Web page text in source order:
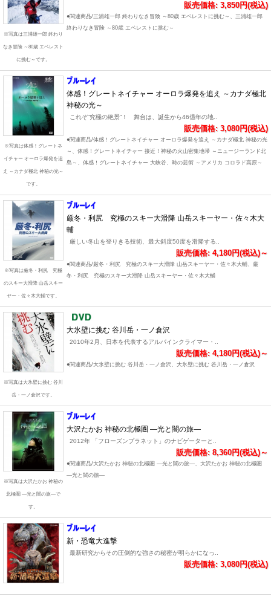
※写真は三浦雄一郎 終わり
なき冒険 ～80歳 エベレスト
に挑む～です。
販売価格: 3,850円(税込)
●関連商品/三浦雄一郎 終わりなき冒険 ～80歳 エベレストに挑む～、三浦雄一郎
終わりなき冒険 ～80歳 エベレストに挑む～
※写真は体感！グレートネ
イチャー オーロラ爆発を追
え ～カナダ極北 神秘の光～
です。
体感！グレートネイチャー オーロラ爆発を追え ～カナダ極北
神秘の光～
これぞ“究極の絶景”！ 舞台は、誕生から46億年の地..
販売価格: 3,080円(税込)
●関連商品/体感！グレートネイチャー オーロラ爆発を追え ～カナダ極北 神秘の光
～、体感！グレートネイチャー 接近！神秘の火山密集地帯 ～ニュージーランド北
島～、体感！グレートネイチャー 大峡谷、時の芸術 ～アメリカ コロラド高原～
※写真は厳冬・利尻 究極
のスキー大滑降 山岳スキー
ヤー・佐々木大輔です。
厳冬・利尻 究極のスキー大滑降 山岳スキーヤー・佐々木大
輔
厳しい冬山を登りきる技術、最大斜度50度を滑降する..
販売価格: 4,180円(税込)～
●関連商品/厳冬・利尻 究極のスキー大滑降 山岳スキーヤー・佐々木大輔、厳
冬・利尻 究極のスキー大滑降 山岳スキーヤー・佐々木大輔
※写真は大氷壁に挑む 谷川
岳・一ノ倉沢です。
大氷壁に挑む 谷川岳・一ノ倉沢
2010年2月、日本を代表するアルパインクライマー・..
販売価格: 4,180円(税込)～
●関連商品/大氷壁に挑む 谷川岳・一ノ倉沢、大氷壁に挑む 谷川岳・一ノ倉沢
※写真は大沢たかお 神秘の
北極圏 ―光と闇の旅―で
す。
大沢たかお 神秘の北極圏 ―光と闇の旅―
2012年 「フローズンプラネット」のナビゲーターと..
販売価格: 8,360円(税込)～
●関連商品/大沢たかお 神秘の北極圏 ―光と闇の旅―、大沢たかお 神秘の北極圏
―光と闇の旅―
新・恐竜大進撃
最新研究からその圧倒的な強さの秘密が明らかになっ..
販売価格: 3,080円(税込)